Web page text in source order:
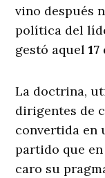
vino después
política del
gestó aquel
La doctrina,
dirigentes de
convertida en
partido que
caro su